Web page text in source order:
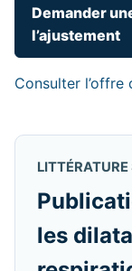
Demander
l’ajustement
Consulter
les